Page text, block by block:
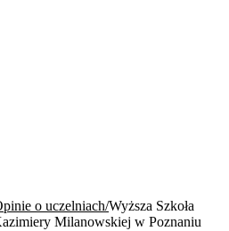
o uczelniach Wyższa Szkoła
Milanowskiej w Poznaniu